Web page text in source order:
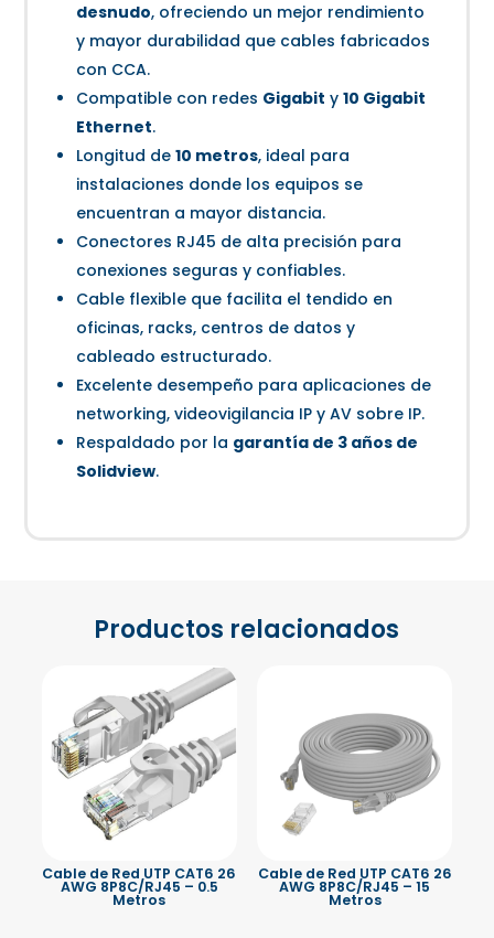
desnudo, ofreciendo un mejor rendimiento
y mayor durabilidad que cables fabricados
con CCA.
Compatible con redes Gigabit y10 Gigabit
Ethernet.
Longitud de10 metros, ideal para
instalaciones donde los equipos se
encuentran a mayor distancia.
Conectores RJ45 de alta precisión para
conexiones seguras y confiables.
Cable flexible que facilita el tendido en
oficinas, racks, centros de datos y
cableado estructurado.
Excelente desempeño para aplicaciones de
networking, videovigilancia IP y AV sobre IP.
Respaldado por la garantía de 3 años de
Solidview.
Productos relacionados
Cable de Red UTP CAT6 26
AWG 8P8C/RJ45 – 0.5
Metros
Cable de Red UTP CAT6 26
AWG 8P8C/RJ45 – 15
Metros